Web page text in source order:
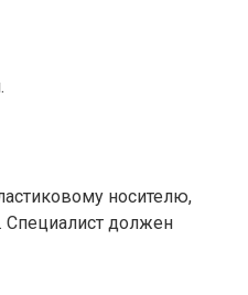
носителю,
Специалист должен